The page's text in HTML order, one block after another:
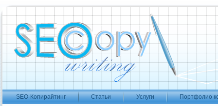
SEO-Копирайтинг Статьи Услуги Портфолио